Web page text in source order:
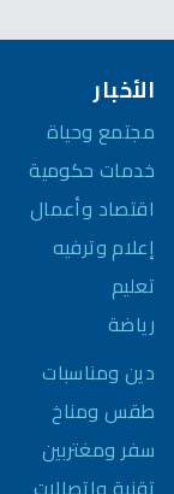
الأخبار
مجتمع وحياة
خدمات حكومية
اقتصاد وأعمال
إعلام وترفيه
تعليم
رياضة
دين ومناسبات
طقس ومناخ
سفر ومغتربين